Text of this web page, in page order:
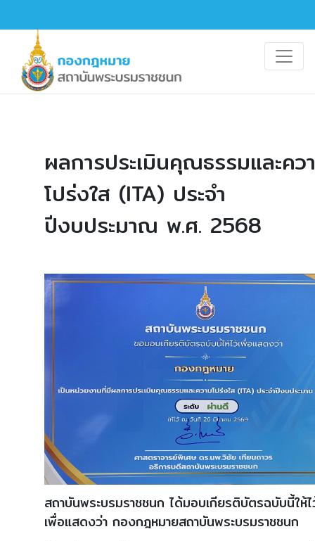
ผลการประเมินคุณธรรมและคว
โปร่งใส (ITA) ประจำ
ปีงบประมาณ พ.ศ. 2568
สถาบันพระบรมราชชนก ได้มอบเกียรติบัตรฉบับนี้ให้
เพื่อแสดงว่า กองกฎหมายสถาบันพระบรมราชชนก